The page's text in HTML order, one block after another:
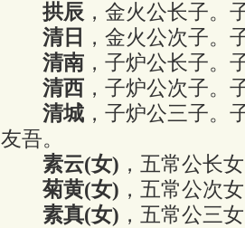
拱辰 ，金火公长子。
清日 ，金火公次子。
清南 ，子炉公长子。
清西 ，子炉公次子。
清城 ，子炉公三子。
友吾。
素云(女) ，五常公长
菊黄(女) ，五常公次
素真(女) ，五常公三